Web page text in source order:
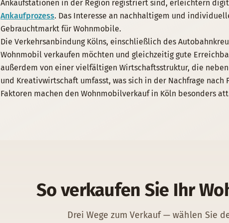
Ankaufstationen in der Region registriert sind, erleichtern
Ankaufprozess. Das Interesse an nachhaltigem und
Gebrauchtmarkt für Wohnmobile.
Die Verkehrsanbindung Kölns, einschließlich des
Wohnmobil verkaufen möchten und gleichzeitig gute
außerdem von einer vielfältigen Wirtschaftsstruktur, die
und Kreativwirtschaft umfasst, was sich in der Nachfrage
Faktoren machen den Wohnmobilverkauf in Köln besonders
So verkaufen Sie Ihr
Drei Wege zum Verkauf — wählen Sie